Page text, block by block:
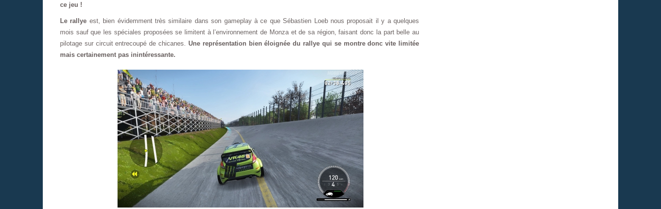
ce jeu !
Le rallye est, bien évidemment très similaire dans son gameplay à ce que Sébastien Loeb nous proposait il y a quelques
mois sauf que les spéciales proposées se limitent à l’environnement de Monza et de sa région, faisant donc la part belle au
pilotage sur circuit entrecoupé de chicanes. Une représentation bien éloignée du rallye qui se montre donc vite limitée
mais certainement pas inintéressante.